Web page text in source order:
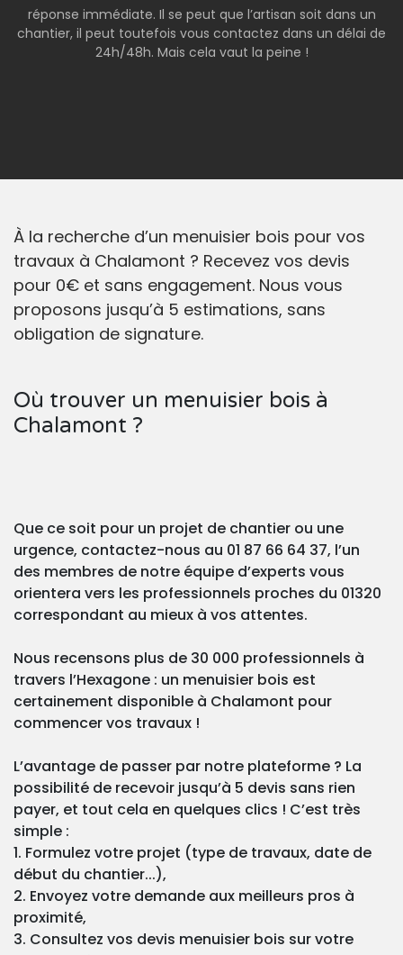
réponse immédiate. Il se peut que l’artisan soit dans un
chantier, il peut toutefois vous contactez dans un délai de
24h/48h. Mais cela vaut la peine !
À la recherche d’un menuisier bois pour vos
travaux à Chalamont ? Recevez vos devis
pour 0€ et sans engagement. Nous vous
proposons jusqu’à 5 estimations, sans
obligation de signature.
Où trouver un menuisier bois à
Chalamont ?
Que ce soit pour un projet de chantier ou une
urgence, contactez-nous au 01 87 66 64 37, l’un
des membres de notre équipe d’experts vous
orientera vers les professionnels proches du 01320
correspondant au mieux à vos attentes.
Nous recensons plus de 30 000 professionnels à
travers l’Hexagone : un menuisier bois est
certainement disponible à Chalamont pour
commencer vos travaux !
L’avantage de passer par notre plateforme ? La
possibilité de recevoir jusqu’à 5 devis sans rien
payer, et tout cela en quelques clics ! C’est très
simple :
1. Formulez votre projet (type de travaux, date de
début du chantier...),
2. Envoyez votre demande aux meilleurs pros à
proximité,
3. Consultez vos devis menuisier bois sur votre